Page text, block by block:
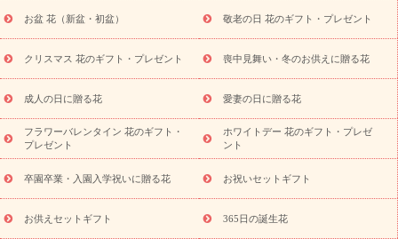
お盆（新盆・初盆）
お祝い返し お見舞い
お取り
プリザーブドフラワー
スタイルから探す
アレンジメント
蘭・花鉢
ミディ胡蝶蘭・お祝い ミディ胡蝶蘭・お供え
の青色胡蝶蘭
観葉植物 観葉植物 産直多肉植物
プリザーブ
ドフラワー
お祝い お供え・お悔やみ 花とセットギフト
ミオーダー
プチギフト（hanamore -ハナモア-）
花とみどりの
eギフト
花キューピットのeGfit カラー ピンク
レンジ
レッド お花の種類 バラ ユリ トルコキキョウ
予
算から探す
お祝い お祝い・3000円～ お祝い・
お盆 花（新盆・初盆） 敬老の日 花のギフト・プレゼント
クリスマス 花のギフト・プレゼント 喪中見舞い・冬のお供えに贈る花
成人の日に贈る花 愛妻の日に贈る花
フラワーバレンタイン 花のギフト・
プレゼント
ホワイトデー 花のギフト・プレゼ
ント
卒園卒業・入園入学祝いに贈る花 お祝いセットギフト
お供えセットギフト 365日の誕生花